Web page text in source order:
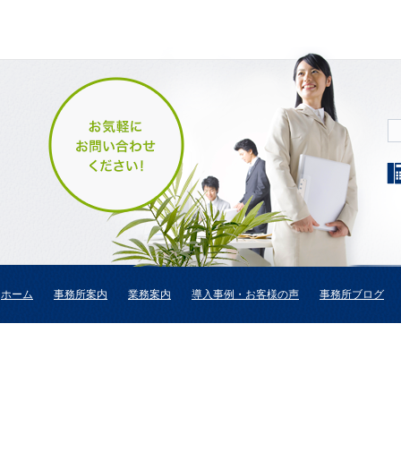
ホーム 事務所案内 業務案内 導入事例・お客様の声 事務所ブログ